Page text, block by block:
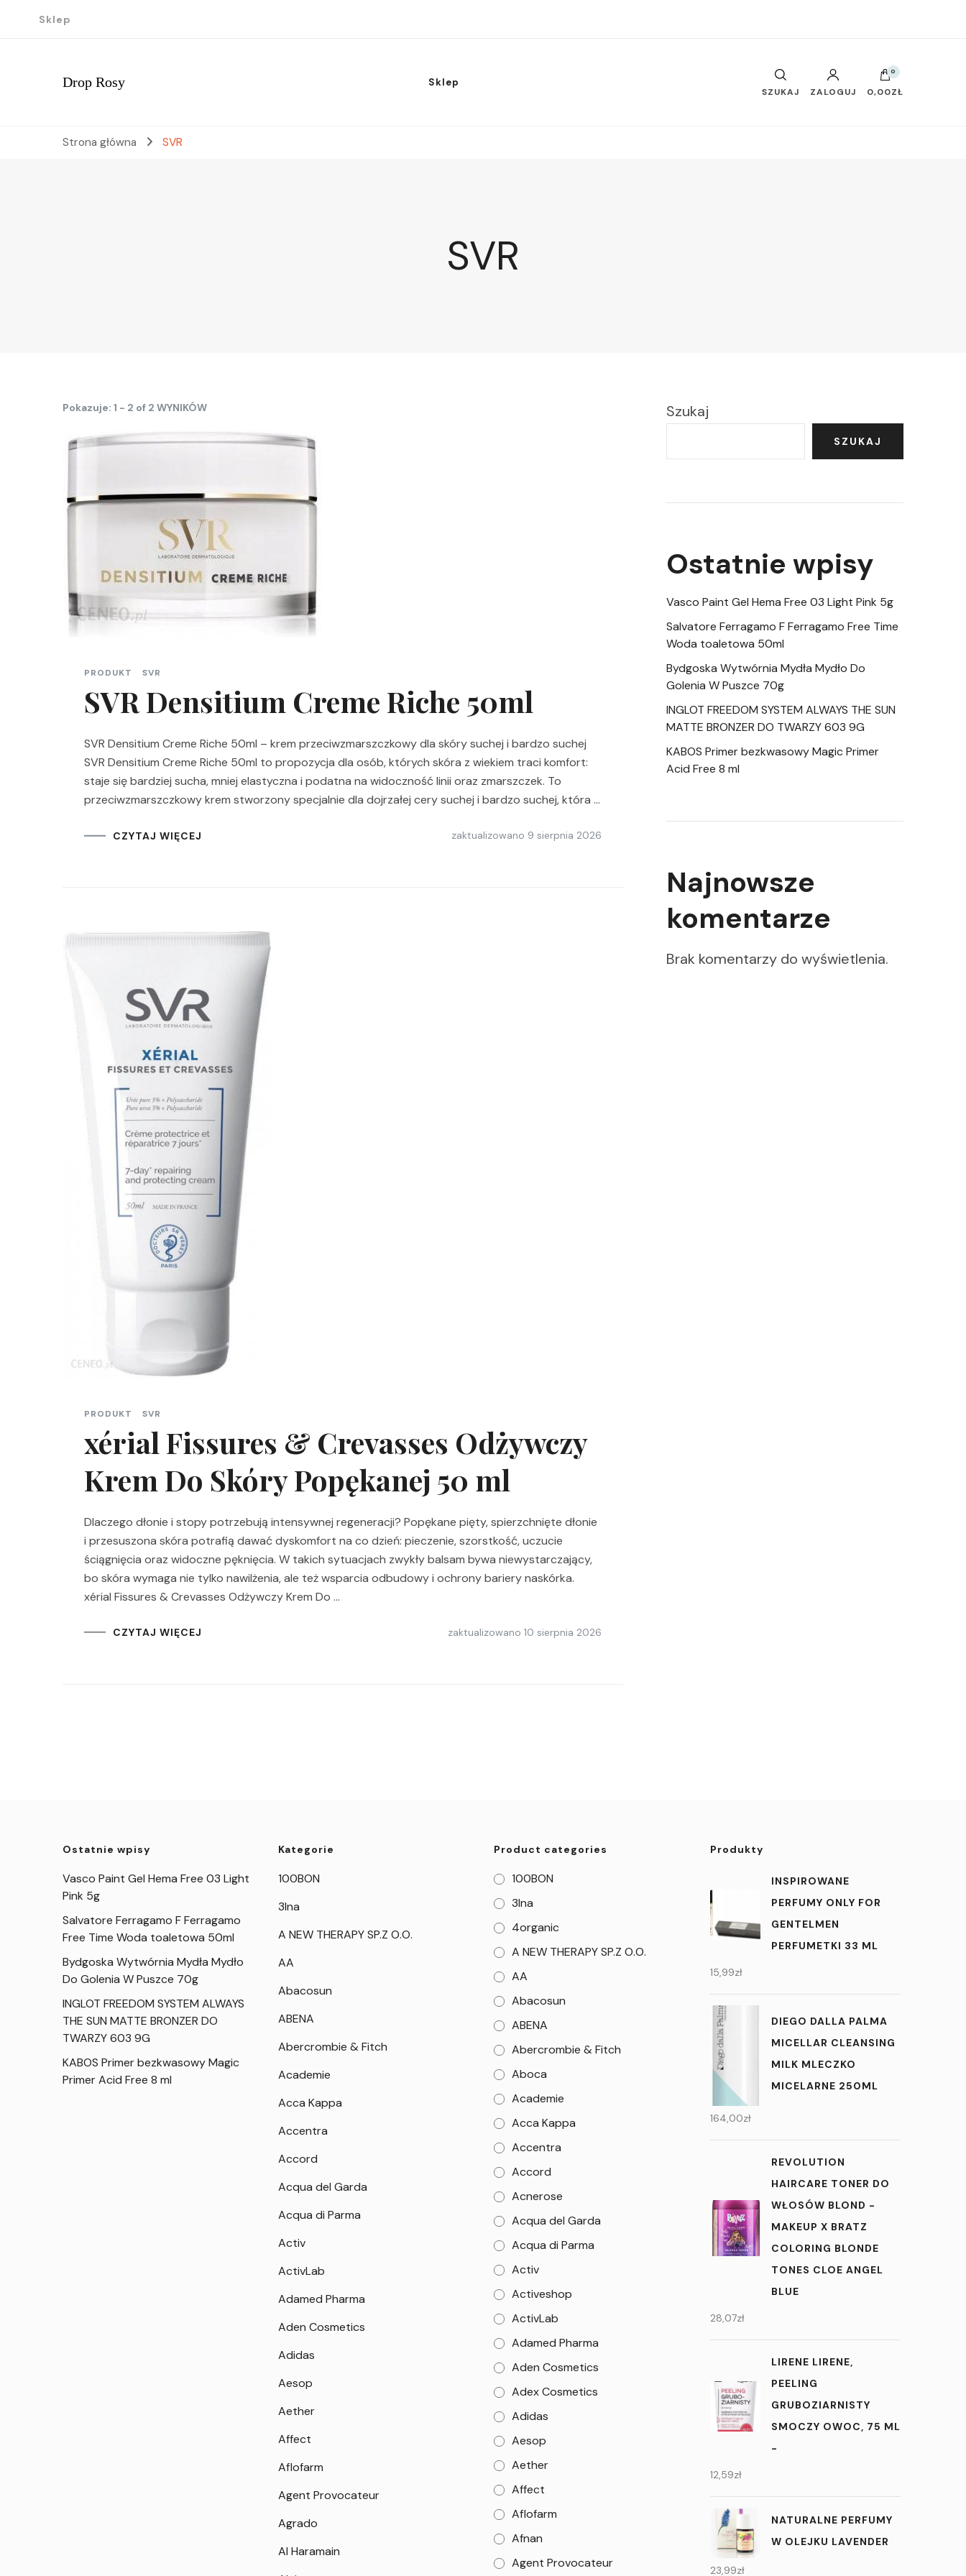
Sklep
Drop Rosy Sklep
SZUKAJ ZALOGUJ
0
0,00ZŁ
Strona główna SVR
SVR
Pokazuje: 1 - 2 of 2 WYNIKÓW
PRODUKT SVR
SVR Densitium Creme Riche 50ml
SVR Densitium Creme Riche 50ml – krem przeciwzmarszczkowy dla skóry suchej i bardzo suchej
SVR Densitium Creme Riche 50ml to propozycja dla osób, których skóra z wiekiem traci komfort:
staje się bardziej sucha, mniej elastyczna i podatna na widoczność linii oraz zmarszczek. To
przeciwzmarszczkowy krem stworzony specjalnie dla dojrzałej cery suchej i bardzo suchej, która …
CZYTAJ WIĘCEJ zaktualizowano 9 sierpnia 2026
PRODUKT SVR
xérial Fissures & Crevasses Odżywczy
Krem Do Skóry Popękanej 50 ml
Dlaczego dłonie i stopy potrzebują intensywnej regeneracji? Popękane pięty, spierzchnięte dłonie
i przesuszona skóra potrafią dawać dyskomfort na co dzień: pieczenie, szorstkość, uczucie
ściągnięcia oraz widoczne pęknięcia. W takich sytuacjach zwykły balsam bywa niewystarczający,
bo skóra wymaga nie tylko nawilżenia, ale też wsparcia odbudowy i ochrony bariery naskórka.
xérial Fissures & Crevasses Odżywczy Krem Do …
CZYTAJ WIĘCEJ zaktualizowano 10 sierpnia 2026
Szukaj
SZUKAJ
Ostatnie wpisy
Vasco Paint Gel Hema Free 03 Light Pink 5g
Salvatore Ferragamo F Ferragamo Free Time
Woda toaletowa 50ml
Bydgoska Wytwórnia Mydła Mydło Do
Golenia W Puszce 70g
INGLOT FREEDOM SYSTEM ALWAYS THE SUN
MATTE BRONZER DO TWARZY 603 9G
KABOS Primer bezkwasowy Magic Primer
Acid Free 8 ml
Najnowsze
komentarze
Brak komentarzy do wyświetlenia.
Ostatnie wpisy
Vasco Paint Gel Hema Free 03 Light
Pink 5g
Salvatore Ferragamo F Ferragamo
Free Time Woda toaletowa 50ml
Bydgoska Wytwórnia Mydła Mydło
Do Golenia W Puszce 70g
INGLOT FREEDOM SYSTEM ALWAYS
THE SUN MATTE BRONZER DO
TWARZY 603 9G
KABOS Primer bezkwasowy Magic
Primer Acid Free 8 ml
Kategorie
100BON
3Ina
A NEW THERAPY SP.Z O.O.
AA
Abacosun
ABENA
Abercrombie & Fitch
Academie
Acca Kappa
Accentra
Accord
Acqua del Garda
Acqua di Parma
Activ
ActivLab
Adamed Pharma
Aden Cosmetics
Adidas
Aesop
Aether
Affect
Aflofarm
Agent Provocateur
Agrado
Al Haramain
Product categories
100BON
3Ina
4organic
A NEW THERAPY SP.Z O.O.
AA
Abacosun
ABENA
Abercrombie & Fitch
Aboca
Academie
Acca Kappa
Accentra
Accord
Acnerose
Acqua del Garda
Acqua di Parma
Activ
Activeshop
ActivLab
Adamed Pharma
Aden Cosmetics
Adex Cosmetics
Adidas
Aesop
Aether
Affect
Aflofarm
Afnan
Agent Provocateur
Produkty
INSPIROWANE
PERFUMY ONLY FOR
GENTELMEN
PERFUMETKI 33 ML
15,99zł
DIEGO DALLA PALMA
MICELLAR CLEANSING
MILK MLECZKO
MICELARNE 250ML
164,00zł
REVOLUTION
HAIRCARE TONER DO
WŁOSÓW BLOND -
MAKEUP X BRATZ
COLORING BLONDE
TONES CLOE ANGEL
BLUE
28,07zł
LIRENE LIRENE,
PEELING
GRUBOZIARNISTY
SMOCZY OWOC, 75 ML
-
12,59zł
NATURALNE PERFUMY
W OLEJKU LAVENDER
23,99zł